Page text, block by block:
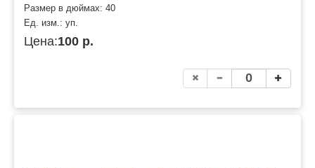
Размер в дюймах: 40
Ед. изм.: уп.
Цена:100 р.